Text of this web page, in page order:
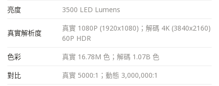
亮度
3500 LED Lumens
真實解析度
真實 1080P (1920x1080)；解碼 4K (3840x2160)
60P HDR
色彩
真實 16.78M 色；解碼 1.07B 色
對比
真實 5000:1；動態 3,000,000:1